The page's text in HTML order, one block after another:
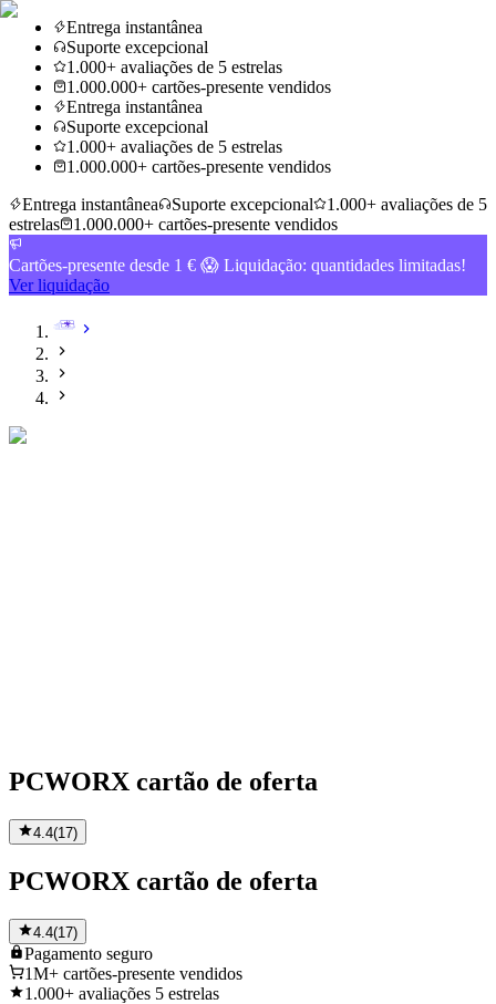
Entrega instantânea
Suporte excepcional
1.000+ avaliações de 5 estrelas
1.000.000+ cartões-presente vendidos
Entrega instantânea
Suporte excepcional
1.000+ avaliações de 5 estrelas
1.000.000+ cartões-presente vendidos
Entrega instantânea
Suporte excepcional
1.000+ avaliações de 5
estrelas
1.000.000+ cartões-presente vendidos
Cartões-presente desde 1 € 😱 Liquidação: quantidades limitadas!
Ver liquidação
PCWORX cartão de oferta
4.4(17)
PCWORX cartão de oferta
4.4(17)
Pagamento seguro
1M+ cartões-presente vendidos
1.000+ avaliações 5 estrelas